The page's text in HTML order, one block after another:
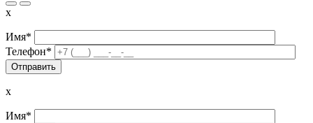
x
Имя*
Телефон*
x
Имя*